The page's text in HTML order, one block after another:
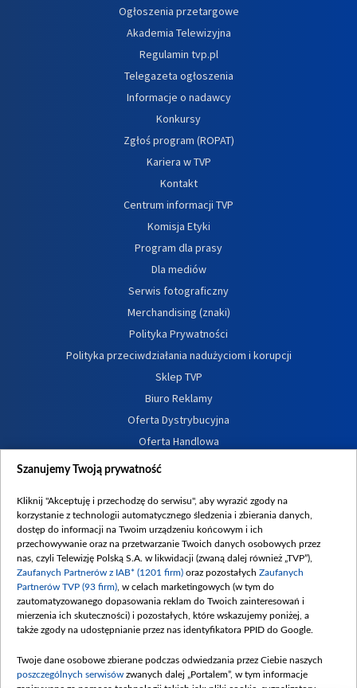
Ogłoszenia przetargowe
Akademia Telewizyjna
Regulamin tvp.pl
Telegazeta ogłoszenia
Informacje o nadawcy
Konkursy
Zgłoś program (ROPAT)
Kariera w TVP
Kontakt
Centrum informacji TVP
Komisja Etyki
Program dla prasy
Dla mediów
Serwis fotograficzny
Merchandising (znaki)
Polityka Prywatności
Polityka przeciwdziałania nadużyciom i korupcji
Sklep TVP
Biuro Reklamy
Oferta Dystrybucyjna
Oferta Handlowa
Dostępność
Procedura zgłoszeń wewnętrznych
Szanujemy Twoją prywatność
Kliknij "Akceptuję i przechodzę do serwisu", aby wyrazić zgody na
korzystanie z technologii automatycznego śledzenia i zbierania danych,
dostęp do informacji na Twoim urządzeniu końcowym i ich
przechowywanie oraz na przetwarzanie Twoich danych osobowych przez
nas, czyli Telewizję Polską S.A. w likwidacji (zwaną dalej również „TVP”),
Zaufanych Partnerów z IAB* (1201 firm) oraz pozostałych Zaufanych
Partnerów TVP (93 firm) , w celach marketingowych (w tym do
zautomatyzowanego dopasowania reklam do Twoich zainteresowań i
mierzenia ich skuteczności) i pozostałych, które wskazujemy poniżej, a
także zgody na udostępnianie przez nas identyfikatora PPID do Google.
Twoje dane osobowe zbierane podczas odwiedzania przez Ciebie naszych
poszczególnych serwisów zwanych dalej „Portalem”, w tym informacje